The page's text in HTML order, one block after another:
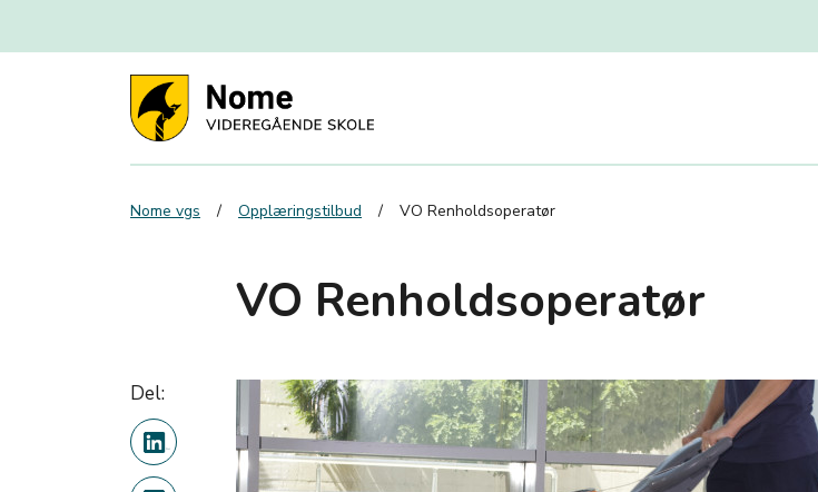
Nome vgs Opplæringstilbud VO Renholdsoperatør
VO Renholdsoperatør
Del: